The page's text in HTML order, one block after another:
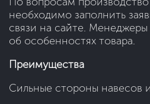
необходимо заполнить
связи на сайте.
об особенностях товара.
Преимущества
Сильные стороны навесов